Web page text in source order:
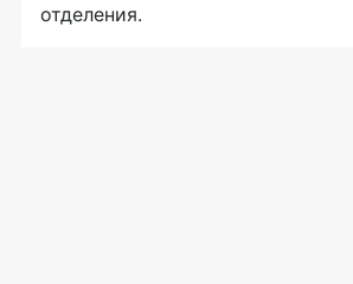
отделения.